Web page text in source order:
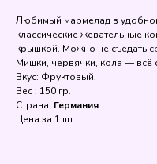
Любимый мармелад в
классические жевательные
крышкой. Можно не съедать
Мишки, червячки, кола — всё
Вкус: Фруктовый.
Вес : 150 гр.
Страна: Германия
Цена за 1 шт.